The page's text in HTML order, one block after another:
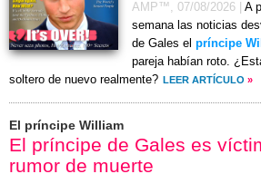
AMP™, 07/08/2026
A
semana las noticias
de Gales el príncipe
pareja habían roto.
soltero de nuevo realmente? LEER ARTÍCULO »
El príncipe William
El príncipe de Gales es
rumor de muerte